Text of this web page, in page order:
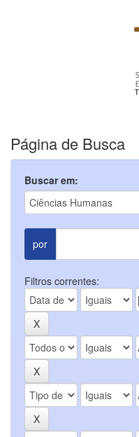
Página de Busca
Buscar em:
por
Filtros correntes: